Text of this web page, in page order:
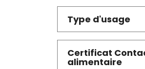
Type d'usage
Certificat
alimentaire